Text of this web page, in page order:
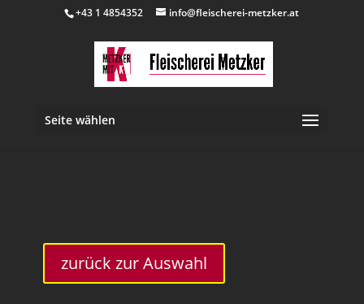
+43 1 4854352 info@fleischerei-metzker.at
Seite wählen
zurück zur Auswahl